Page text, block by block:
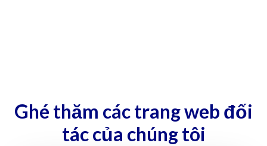
Ghé thăm các trang web đối
tác của chúng tôi